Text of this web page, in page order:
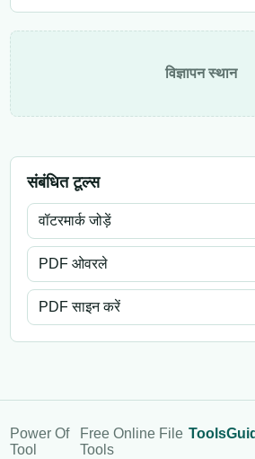
विज्ञापन स्थान
संबंधित टूल्स
वॉटरमार्क जोड़ें
PDF ओवरले
PDF साइन करें
Power Of
Tool
Free Online File
Tools
Tools